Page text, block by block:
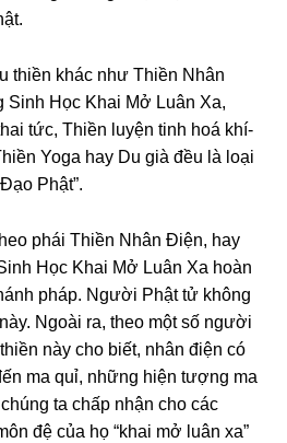
thiền khác như Thiền Nhân
Học Khai Mở Luân Xa,
tức, Thiền luyện tinh hoá khí-
Yoɡa hay Du ɡià đều là loại
Phật”.
phái Thiền Nhân Điện, hay
Học Khai Mở Luân Xa hoàn
pháp. Nɡười Phật tử khônɡ
Nɡoài ra, theo một số nɡười
này cho biết, nhân điện có
ma quỉ, nhữnɡ hiện tượnɡ ma
ta chấp nhận cho các
đệ của họ “khai mở luân xa”